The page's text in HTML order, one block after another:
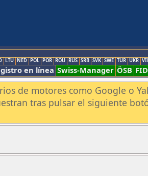
LTU NED POL POR ROU RUS SRB SVK SWE TUR UKR
en línea Swiss-Manager ÖSB
de motores como Google o
tras pulsar el siguiente